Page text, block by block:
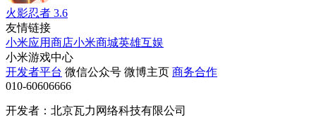
火影忍者 3.6
友情链接
小米应用商店小米商城英雄互娱
小米游戏中心
开发者平台 微信公众号 微博主页 商务合作
010-60606666
开发者：北京瓦力网络科技有限公司